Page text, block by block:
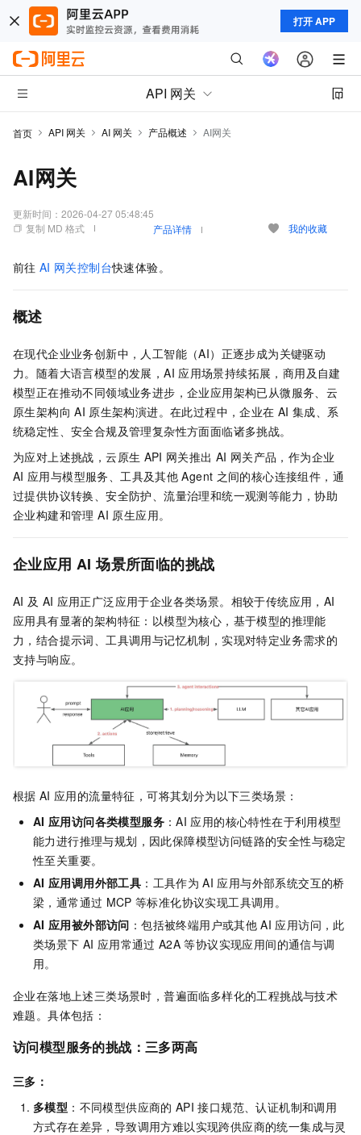
打开 APP
API 网关
首页 API 网关 AI 网关 产品概述 AI网关
AI网关
更新时间： 2026-04-27 05:48:45
复制 MD 格式
产品详情 我的收藏
前往 AI 网关控制台快速体验。
概述
在现代企业业务创新中，人工智能（AI）正逐步成为关键驱动
力。随着大语言模型的发展，AI 应用场景持续拓展，商用及自建
模型正在推动不同领域业务进步，企业应用架构已从微服务、云
原生架构向 AI 原生架构演进。在此过程中，企业在 AI 集成、系
统稳定性、安全合规及管理复杂性方面面临诸多挑战。
为应对上述挑战，云原生 API 网关推出 AI 网关产品，作为企业
AI 应用与模型服务、工具及其他 Agent 之间的核心连接组件，通
过提供协议转换、安全防护、流量治理和统一观测等能力，协助
企业构建和管理 AI 原生应用。
企业应用 AI 场景所面临的挑战
AI 及 AI 应用正广泛应用于企业各类场景。相较于传统应用，AI
应用具有显著的架构特征：以模型为核心，基于模型的推理能
力，结合提示词、工具调用与记忆机制，实现对特定业务需求的
支持与响应。
根据 AI 应用的流量特征，可将其划分为以下三类场景：
AI 应用访问各类模型服务 ：AI 应用的核心特性在于利用模型
能力进行推理与规划，因此保障模型访问链路的安全性与稳定
性至关重要。
AI 应用调用外部工具 ：工具作为 AI 应用与外部系统交互的桥
梁，通常通过 MCP 等标准化协议实现工具调用。
AI 应用被外部访问 ：包括被终端用户或其他 AI 应用访问，此
类场景下 AI 应用常通过 A2A 等协议实现应用间的通信与调
用。
企业在落地上述三类场景时，普遍面临多样化的工程挑战与技术
难题。具体包括：
访问模型服务的挑战：三多两高
三多：
多模型 ：不同模型供应商的 API 接口规范、认证机制和调用
方式存在差异，导致调用方难以实现跨供应商的统一集成与灵